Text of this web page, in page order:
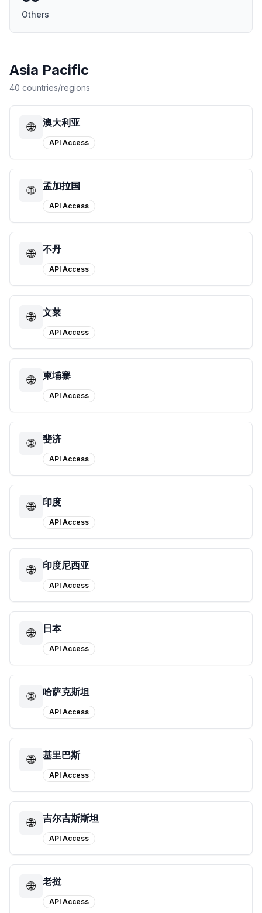
Others
Asia Pacific
40 countries/regions
🌐 澳大利亚
API Access
🌐 孟加拉国
API Access
🌐 不丹
API Access
🌐 文莱
API Access
🌐 柬埔寨
API Access
🌐 斐济
API Access
🌐 印度
API Access
🌐 印度尼西亚
API Access
🌐 日本
API Access
🌐 哈萨克斯坦
API Access
🌐 基里巴斯
API Access
🌐 吉尔吉斯斯坦
API Access
🌐 老挝
API Access